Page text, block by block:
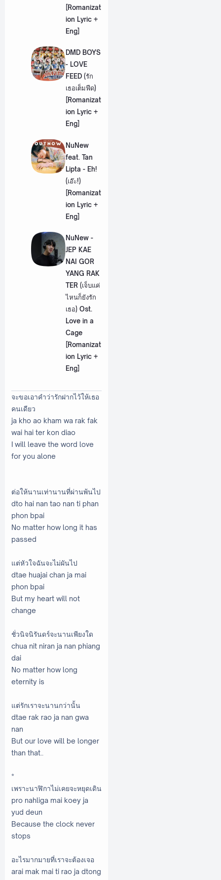
[Romanizat
ion Lyric +
Eng]
DMD BOYS
- LOVE
FEED (รัก
เธอเต็มฟีด)
[Romanizat
ion Lyric +
Eng]
NuNew
feat. Tan
Lipta - Eh!
(เอ๊ะ!)
[Romanizat
ion Lyric +
Eng]
NuNew -
JEP KAE
NAI GOR
YANG RAK
TER (เจ็บแค่
ไหนก็ยังรัก
เธอ) Ost.
Love in a
Cage
[Romanizat
ion Lyric +
Eng]
จะขอเอาคำว่ารักฝากไว้ให้เธอ
คนเดียว
ja kho ao kham wa rak fak
wai hai ter kon diao
I will leave the word love
for you alone
ต่อให้นานเท่านานที่ผ่านพ้นไป
dto hai nan tao nan ti phan
phon bpai
No matter how long it has
passed
แต่หัวใจฉันจะไม่ผันไป
dtae huajai chan ja mai
phon bpai
But my heart will not
change
ชั่วนิจนิรันดร์จะนานเพียงใด
chua nit niran ja nan phiang
dai
No matter how long
eternity is
แต่รักเราจะนานกว่านั้น
dtae rak rao ja nan gwa
nan
But our love will be longer
than that..
*
เพราะนาฬิกาไม่เคยจะหยุดเดิน
pro nahliga mai koey ja
yud deun
Because the clock never
stops
อะไรมากมายที่เราจะต้องเจอ
arai mak mai ti rao ja dtong